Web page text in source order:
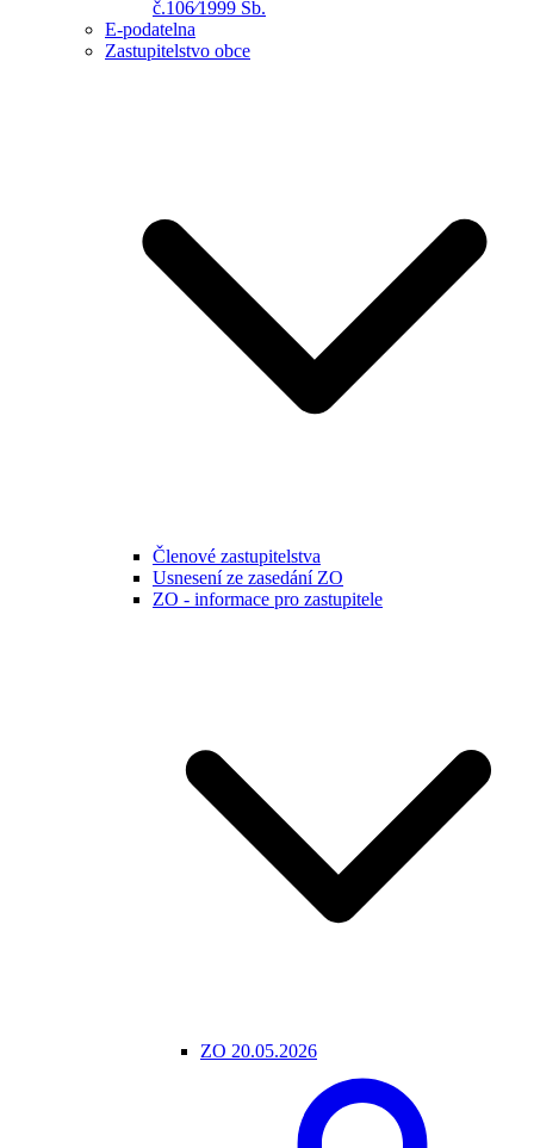
č.106⁄1999 Sb.
E-podatelna
Zastupitelstvo obce
Členové zastupitelstva
Usnesení ze zasedání ZO
ZO - informace pro zastupitele
ZO 20.05.2026